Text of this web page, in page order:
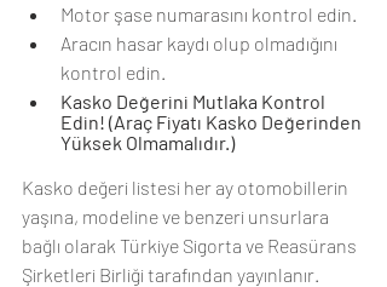
Motor şase numarasını kontrol edin.
Aracın hasar kaydı olup olmadığını
kontrol edin.
Kasko Değerini Mutlaka Kontrol
Edin! (Araç Fiyatı Kasko Değerinden
Yüksek Olmamalıdır.)
Kasko değeri listesi her ay otomobillerin
yaşına, modeline ve benzeri unsurlara
bağlı olarak Türkiye Sigorta ve Reasürans
Şirketleri Birliği tarafından yayınlanır.